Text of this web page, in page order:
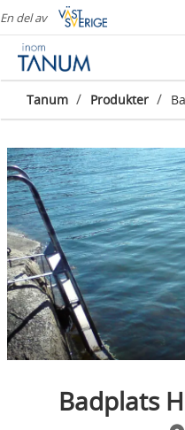
En del av
Tanum / Produkter /
Badplats